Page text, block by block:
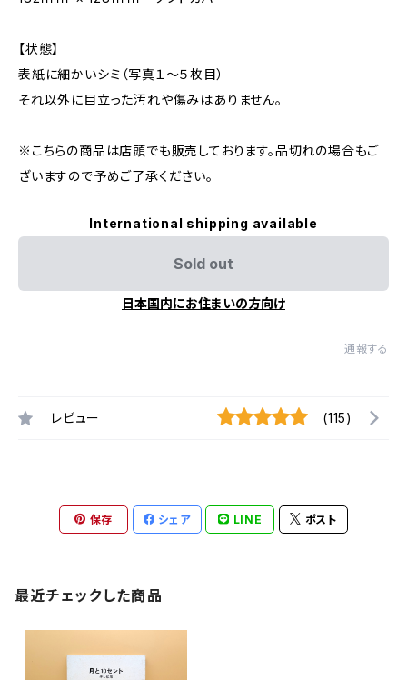
【状態】
表紙に細かいシミ（写真１～５枚目）
それ以外に目立った汚れや傷みはありません。
※こちらの商品は店頭でも販売しております。品切れの場合もご
ざいますので予めご了承ください。
International shipping available
Sold out
日本国内にお住まいの方向け
通報する
レビュー (115)
保存 シェア LINE ポスト
最近チェックした商品